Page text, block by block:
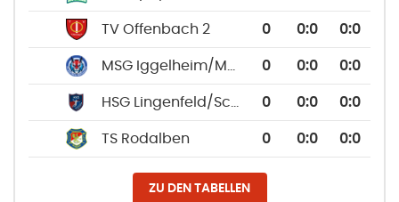
TV Offenbach 2 0 0:0 0:0
0 0:0 0:0
0 0:0 0:0
TS Rodalben 0 0:0 0:0
ZU DEN TABELLEN